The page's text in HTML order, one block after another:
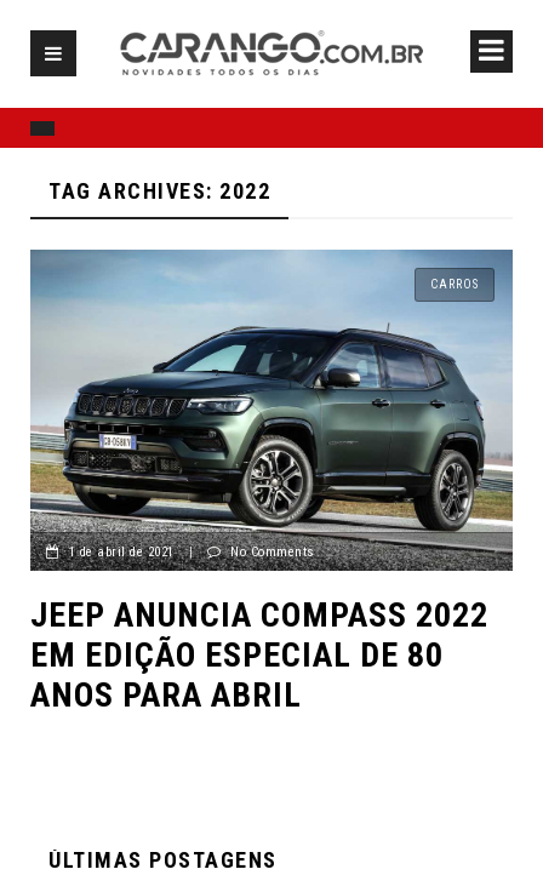
TAG ARCHIVES: 2022
CARROS
1 de abril de 2021 | No Comments
JEEP ANUNCIA COMPASS 2022
EM EDIÇÃO ESPECIAL DE 80
ANOS PARA ABRIL
ÚLTIMAS POSTAGENS